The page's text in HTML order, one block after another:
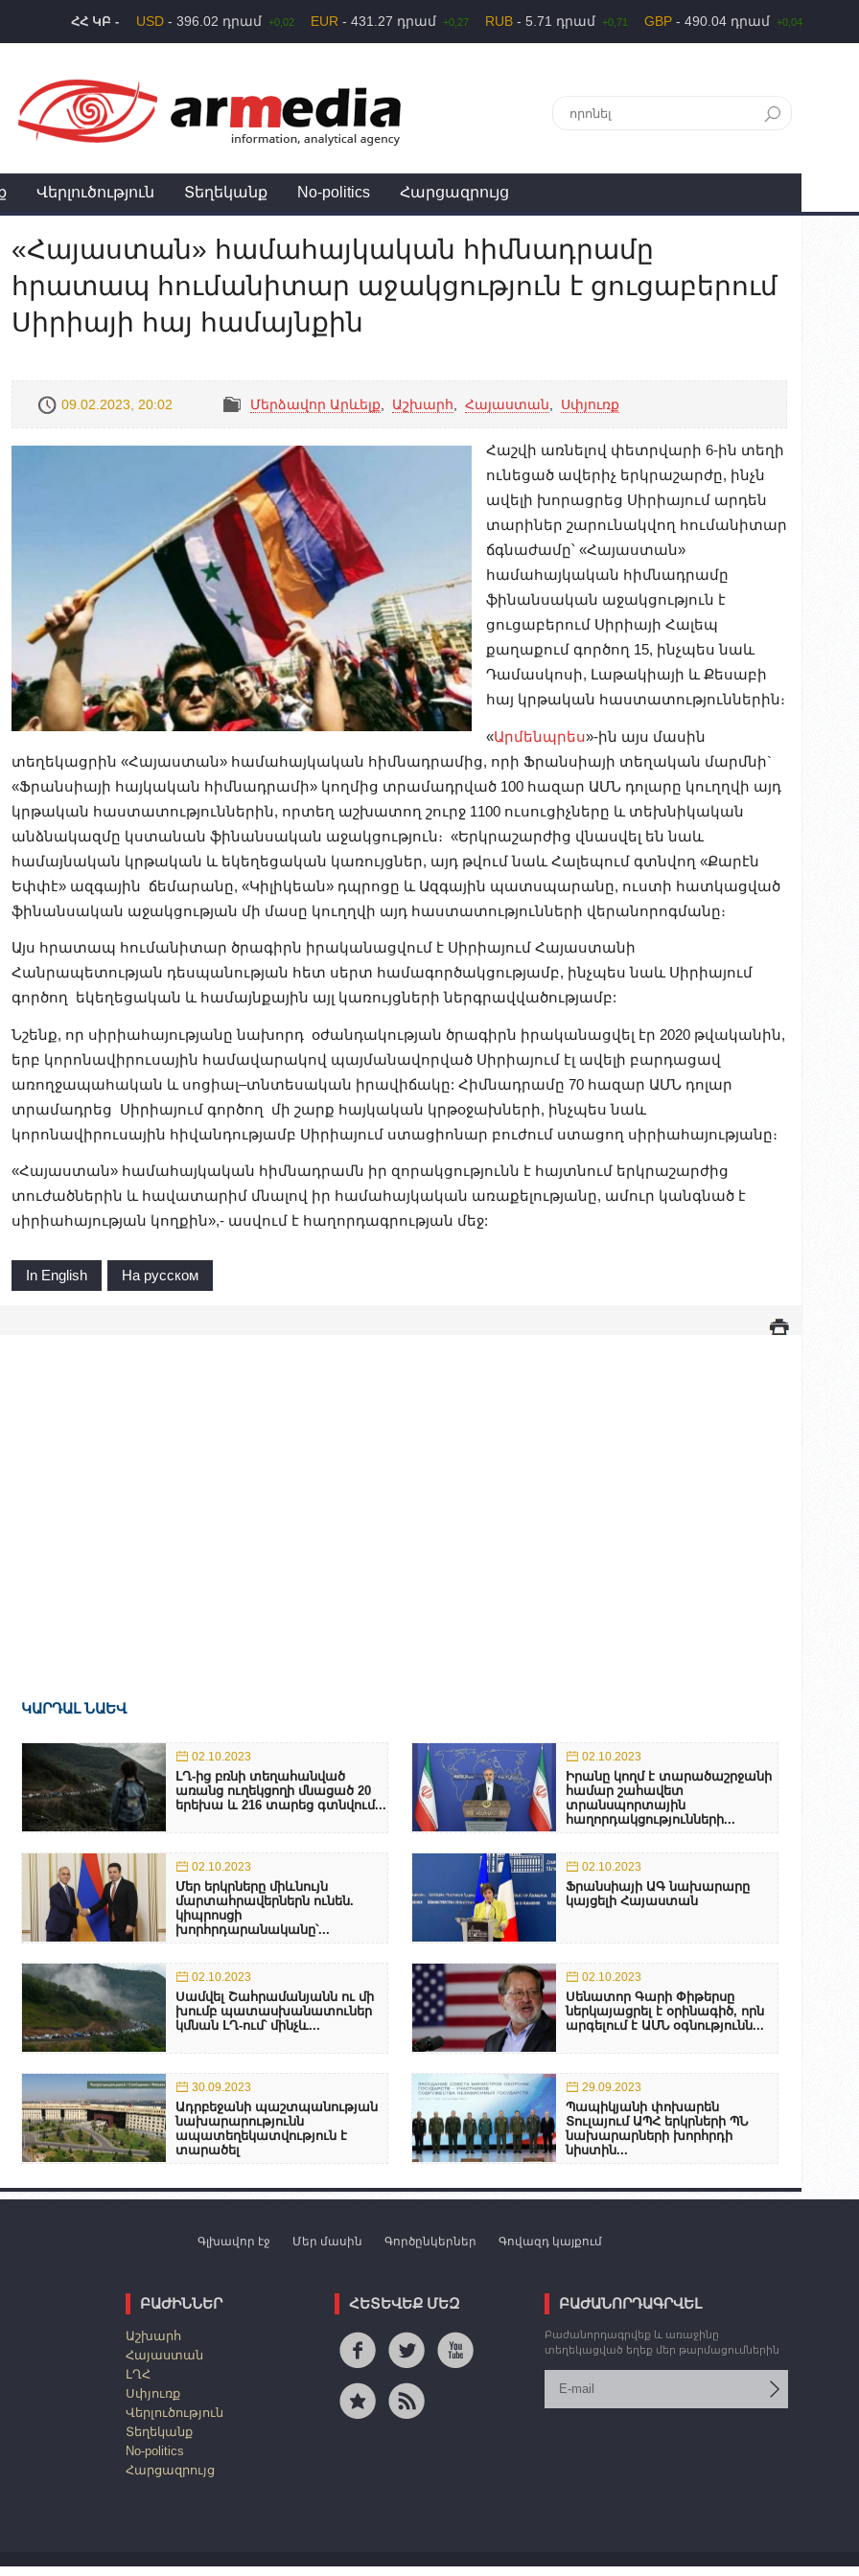
ՀՀ ԿԲ - USD - 396.02 դրամ +0,02 EUR - 431.27 դրամ +0,27 RUB - 5.71 դրամ +0,71 GBP - 490.04 դրամ +0,04
Վերլուծություն Տեղեկանք No-politics Հարցազրույց
«Հայաստան» համահայկական հիմնադրամը
հրատապ հումանիտար աջակցություն է ցուցաբերում
Սիրիայի հայ համայնքին
09.02.2023, 20:02 Մերձավոր Արևելք Աշխարհ Հայաստան Սփյուռք
Հաշվի առնելով փետրվարի 6-ին տեղի
ունեցած ավերիչ երկրաշարժը, ինչն
ավելի խորացրեց Սիրիայում արդեն
տարիներ շարունակվող հումանիտար
ճգնաժամը՝ «Հայաստան»
համահայկական հիմնադրամը
ֆինանսական աջակցություն է
ցուցաբերում Սիրիայի Հալեպ
քաղաքում գործող 15, ինչպես նաև
Դամասկոսի, Լաթակիայի և Քեսաբի
հայ կրթական հաստատություններին։
«Արմենպրես»-ին այս մասին
տեղեկացրին «Հայաստան» համահայկական հիմնադրամից, որի Ֆրանսիայի տեղական մարմնի`
«Ֆրանսիայի հայկական հիմնադրամի» կողմից տրամադրված 100 հազար ԱՄՆ դոլարը կուղղվի այդ
կրթական հաստատություններին, որտեղ աշխատող շուրջ 1100 ուսուցիչները և տեխնիկական
անձնակազմը կստանան ֆինանսական աջակցություն։ «Երկրաշարժից վնասվել են նաև
համայնական կրթական և եկեղեցական կառույցներ, այդ թվում նաև Հալեպում գտնվող «Քարէն
Եփփէ» ազգային ճեմարանը, «Կիլիկեան» դպրոցը և Ազգային պատսպարանը, ուստի հատկացված
ֆինանսական աջակցության մի մասը կուղղվի այդ հաստատությունների վերանորոգմանը։
Այս հրատապ հումանիտար ծրագիրն իրականացվում է Սիրիայում Հայաստանի
Հանրապետության դեսպանության հետ սերտ համագործակցությամբ, ինչպես նաև Սիրիայում
գործող եկեղեցական և համայնքային այլ կառույցների ներգրավվածությամբ:
Նշենք, որ սիրիահայությանը նախորդ օժանդակության ծրագիրն իրականացվել էր 2020 թվականին,
երբ կորոնավիրուսային համավարակով պայմանավորված Սիրիայում էլ ավելի բարդացավ
առողջապահական և սոցիալ–տնտեսական իրավիճակը: Հիմնադրամը 70 հազար ԱՄՆ դոլար
տրամադրեց Սիրիայում գործող մի շարք հայկական կրթօջախների, ինչպես նաև
կորոնավիրուսային հիվանդությամբ Սիրիայում ստացիոնար բուժում ստացող սիրիահայությանը։
«Հայաստան» համահայկական հիմնադրամն իր զորակցությունն է հայտնում երկրաշարժից
տուժածներին և հավատարիմ մնալով իր համահայկական առաքելությանը, ամուր կանգնած է
սիրիահայության կողքին»,- ասվում է հաղորդագրության մեջ:
In English На русском
ԿԱՐԴԱԼ ՆԱԵՎ
02.10.2023
ԼՂ-ից բռնի տեղահանված
առանց ուղեկցողի մնացած 20
երեխա և 216 տարեց գտնվում...
02.10.2023
Իրանը կողմ է տարածաշրջանի
համար շահավետ
տրանսպորտային
հաղորդակցությունների...
02.10.2023
Մեր երկրները միևնույն
մարտահրավերներն ունեն.
կիպրոսցի
խորհրդարանականը՝...
02.10.2023
Ֆրանսիայի ԱԳ նախարարը
կայցելի Հայաստան
02.10.2023
Սամվել Շահրամանյանն ու մի
խումբ պատասխանատուներ
կմնան ԼՂ-ում՝ մինչև...
02.10.2023
Սենատոր Գարի Փիթերսը
ներկայացրել է օրինագիծ, որն
արգելում է ԱՄՆ օգնությունն...
30.09.2023
Ադրբեջանի պաշտպանության
նախարարությունն
ապատեղեկատվություն է
տարածել
29.09.2023
Պապիկյանի փոխարեն
Տուլայում ԱՊՀ երկրների ՊՆ
նախարարների խորհրդի
նիստին...
Գլխավոր էջ Մեր մասին Գործընկերներ Գովազդ կայքում
ԲԱԺԻՆՆԵՐ
Աշխարհ
Հայաստան
ԼՂՀ
Սփյուռք
Վերլուծություն
Տեղեկանք
No-politics
Հարցազրույց
ՀԵՏԵՎԵՔ ՄԵԶ ԲԱԺԱՆՈՐԴԱԳՐՎԵԼ
Բաժանորդագրվեք և առաջինը
տեղեկացված եղեք մեր թարմացումներին